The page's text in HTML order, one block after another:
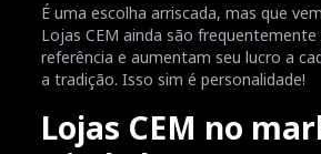
É uma escolha arriscada, mas que
Lojas CEM ainda são
referência e aumentam seu lucro a
a tradição. Isso sim é personalidade!
Lojas CEM no